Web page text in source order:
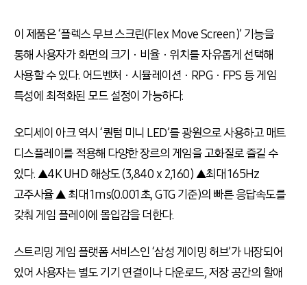
이 제품은 ‘플렉스 무브 스크린(Flex Move Screen)’ 기능을
통해 사용자가 화면의 크기ㆍ비율ㆍ위치를 자유롭게 선택해
사용할 수 있다. 어드벤처ㆍ시뮬레이션ㆍ RPG ㆍ FPS등 게임
특성에 최적화된 모드 설정이 가능하다.
오디세이 아크 역시 ‘퀀텀 미니 LED’를 광원으로 사용하고 매트
디스플레이를 적용해 다양한 장르의 게임을 고화질로 즐길 수
있다.▲4K UHD해상도(3,840 x 2,160)▲최대165Hz
고주사율 ▲ 최대1ms(0.001초, GTG 기준)의 빠른 응답속도를
갖춰 게임 플레이에 몰입감을 더한다.
스트리밍 게임 플랫폼 서비스인 ‘삼성 게이밍 허브’가 내장되어
있어 사용자는 별도 기기 연결이나 다운로드,저장 공간의 할애